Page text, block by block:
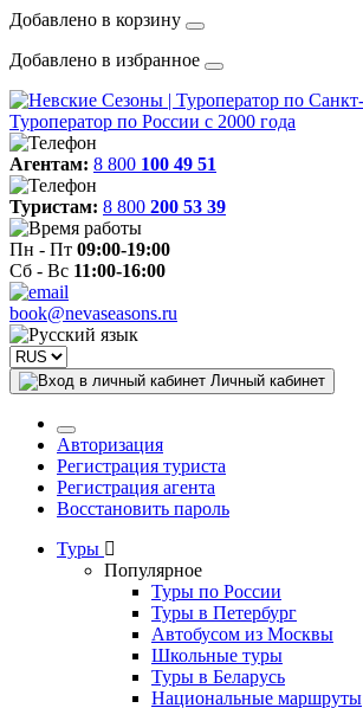
Добавлено в корзину
Добавлено в избранное
Туроператор по России с 2000 года
Агентам: 8 800 100 49 51
Туристам: 8 800 200 53 39
Пн - Пт 09:00-19:00
Сб - Вс 11:00-16:00
book@nevaseasons.ru
Личный кабинет
Авторизация
Регистрация туриста
Регистрация агента
Восстановить пароль
Туры
Популярное
Туры по России
Туры в Петербург
Автобусом из Москвы
Школьные туры
Туры в Беларусь
Национальные маршруты